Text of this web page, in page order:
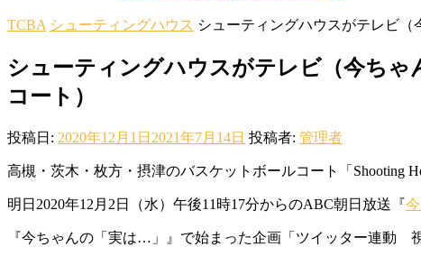
TCBA シューティングハウス シューティングハウスがテレビ
シューティングハウスがテレビ（今ち
コート）
投稿日: 2020年12月1日 2021年7月14日 投稿者: 管理者
高槻・茨木・枚方・摂津のバスケットボールコート「Shooting
明日2020年12月2日（水）午後11時17分からのABC朝日放送『
『今ちゃんの「実は…」』で始まった企画「ツイッター連動